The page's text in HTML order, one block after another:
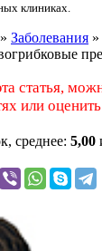
клиниках.
» Заболевания »
статья,
или оценить
среднее: 5,00